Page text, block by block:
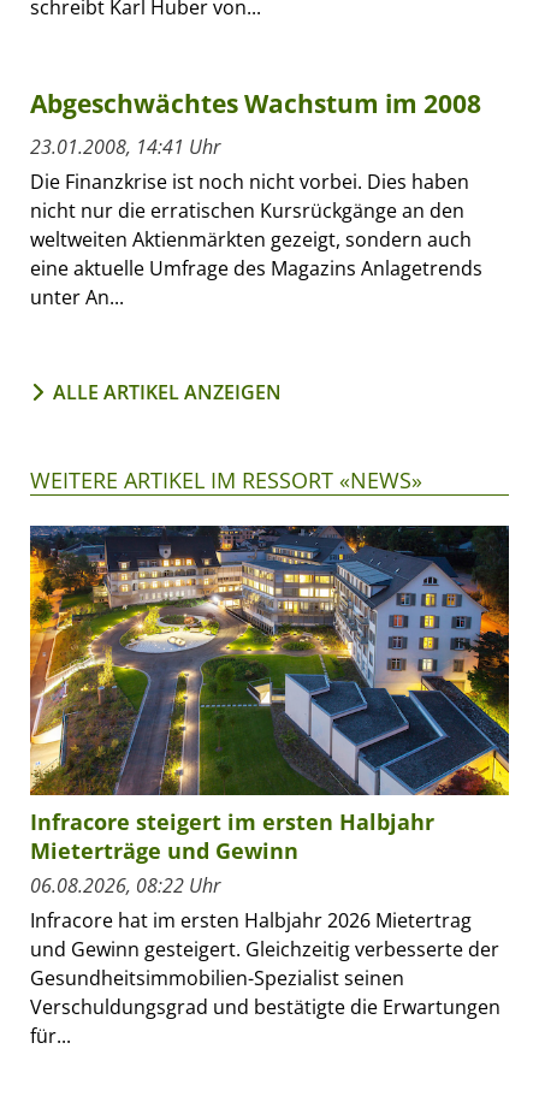
schreibt Karl Huber von...
Abgeschwächtes Wachstum im 2008
23.01.2008, 14:41 Uhr
Die Finanzkrise ist noch nicht vorbei. Dies haben
nicht nur die erratischen Kursrückgänge an den
weltweiten Aktienmärkten gezeigt, sondern auch
eine aktuelle Umfrage des Magazins Anlagetrends
unter An...
ALLE ARTIKEL ANZEIGEN
WEITERE ARTIKEL IM RESSORT «NEWS»
Infracore steigert im ersten Halbjahr
Mieterträge und Gewinn
06.08.2026, 08:22 Uhr
Infracore hat im ersten Halbjahr 2026 Mietertrag
und Gewinn gesteigert. Gleichzeitig verbesserte der
Gesundheitsimmobilien-Spezialist seinen
Verschuldungsgrad und bestätigte die Erwartungen
für...